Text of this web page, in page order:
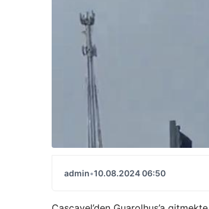
admin•10.08.2024 06:50